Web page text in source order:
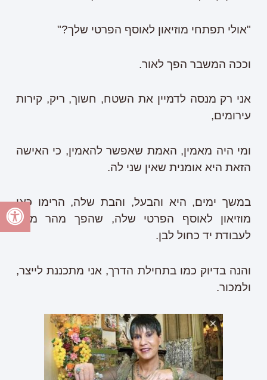
"אולי תפתחי מוזיאון לאוסף הפרטי שלך?"
וככה המשבר הפך לאור.
אני רק מנסה לדמיין את השטח, חשוך, ריק, קירות
עירומים,
ומי היה מאמין, האמת שאפשר להאמין, כי האישה
הזאת היא אומנית שאין שני לה.
במשך ימים, היא והבעל, והבת שלה, הרימו כאן
מוזיאון לאוסף הפרטי שלה, שהפך מהר מאד
לעבודת יד כחול לבן.
והנה בדיוק כמו בתחילת הדרך, אני מתכננת לייצר,
ולמכור.